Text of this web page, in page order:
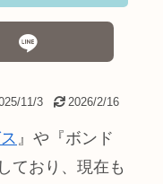
11/3 2026/2/16
』や『ボンド
ており、現在も